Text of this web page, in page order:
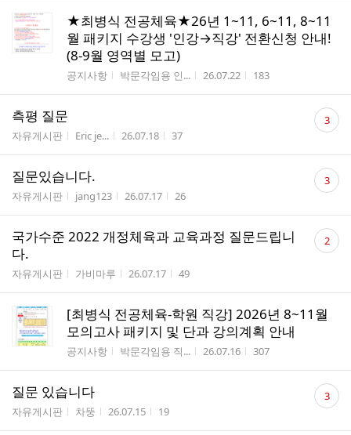
★최병식 전공체육★26년 1~11, 6~11, 8~11
월 패키지 수강생 '인강→직강' 전환신청 안내!
(8-9월 영역별 모고)
게시판명
공지사항 작성자
박문각임용 인... 작성시간
26.07.22 조회수
183
측평 질문
게시판명
자유게시판 작성자
Eric je... 작성시간
26.07.18 조회수
37
댓
글 3
질문있습니다.
게시판명
자유게시판 작성자
jang123 작성시간
26.07.17 조회수
26
댓
글 3
국가수준 2022 개정체육과 교육과정 질문드립니
다.
게시판명
자유게시판 작성자
가비마루 작성시간
26.07.17 조회수
49
댓
글 2
[최병식 전공체육-학원 직강] 2026년 8~11월
모의고사 패키지 및 단과 강의계획 안내
게시판명
공지사항 작성자
박문각임용 직... 작성시간
26.07.16 조회수
307
질문 있습니다
게시판명
자유게시판 작성자
차뚱 작성시간
26.07.15 조회수
19
댓
글 3